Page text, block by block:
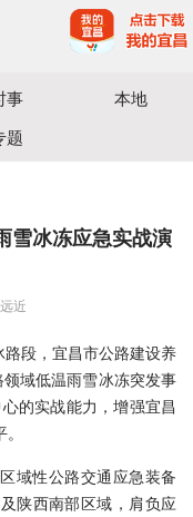
事
本地
题
雪冰冻应急实战演
近
段，宜昌市公路建设养
域低温雨雪冰冻突发事
的实战能力，增强宜昌
域性公路交通应急装备
陕西南部区域，肩负应